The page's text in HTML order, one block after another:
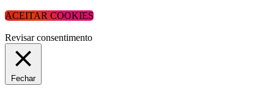
ACEITAR COOKIES
Revisar consentimento
Fechar